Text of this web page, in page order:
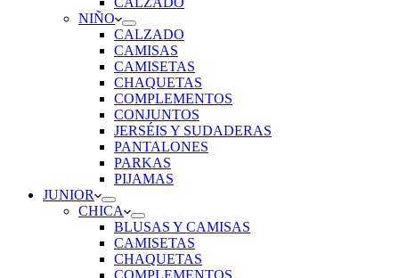
NIÑO
CALZADO
CAMISAS
CAMISETAS
CHAQUETAS
COMPLEMENTOS
CONJUNTOS
JERSÉIS Y SUDADERAS
PANTALONES
PARKAS
PIJAMAS
JUNIOR
CHICA
BLUSAS Y CAMISAS
CAMISETAS
CHAQUETAS
COMPLEMENTOS